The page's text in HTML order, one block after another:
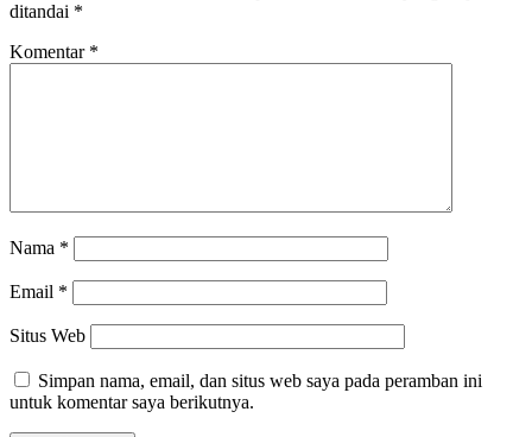
ditandai *
Komentar *
Nama *
Email *
Situs Web
Simpan nama, email, dan situs web saya pada peramban ini
untuk komentar saya berikutnya.